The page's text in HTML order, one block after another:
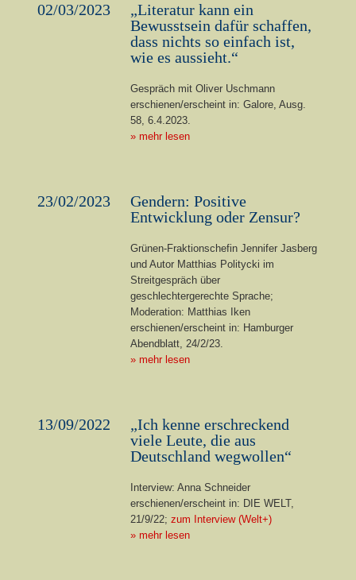
02/03/2023
„Literatur kann ein
Bewusstsein dafür schaffen,
dass nichts so einfach ist,
wie es aussieht.“
Gespräch mit Oliver Uschmann
erschienen/erscheint in: Galore, Ausg.
58, 6.4.2023.
» mehr lesen
23/02/2023
Gendern: Positive
Entwicklung oder Zensur?
Grünen-Fraktionschefin Jennifer Jasberg
und Autor Matthias Politycki im
Streitgespräch über
geschlechtergerechte Sprache;
Moderation: Matthias Iken
erschienen/erscheint in: Hamburger
Abendblatt, 24/2/23.
» mehr lesen
13/09/2022
„Ich kenne erschreckend
viele Leute, die aus
Deutschland wegwollen“
Interview: Anna Schneider
erschienen/erscheint in: DIE WELT,
21/9/22; zum Interview (Welt+)
» mehr lesen